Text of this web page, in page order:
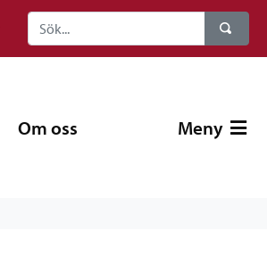
Om oss Meny